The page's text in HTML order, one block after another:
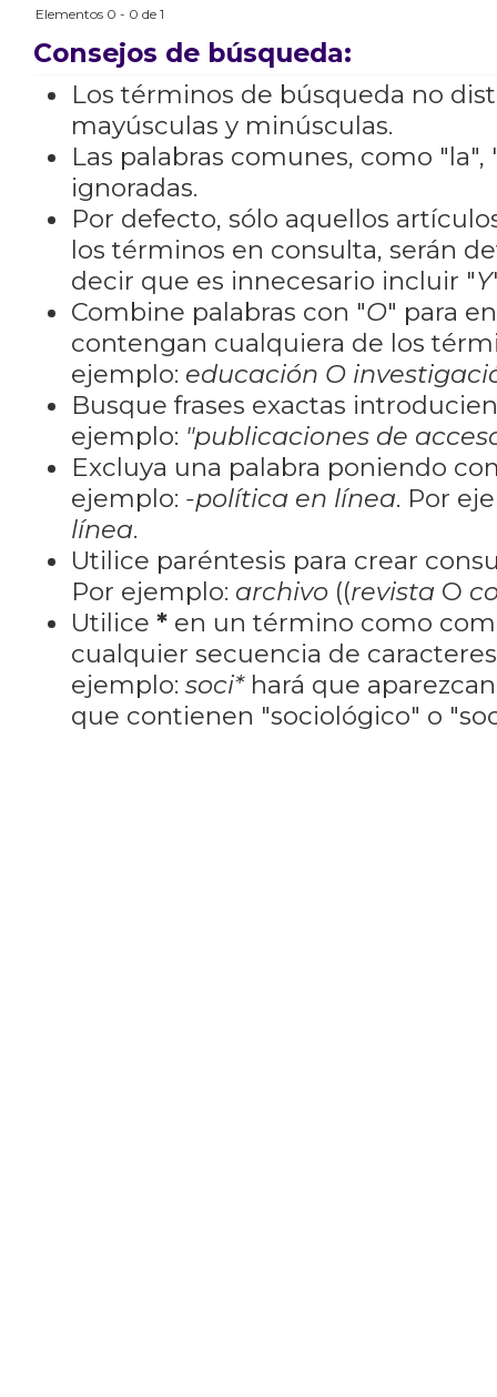
Elementos 0 - 0 de 1
Consejos de búsqueda:
Los términos de búsqueda no
mayúsculas y minúsculas.
Las palabras comunes, como "la",
ignoradas.
Por defecto, sólo aquellos
los términos en consulta, serán
decir que es innecesario incluir "Y
Combine palabras con "O" para
contengan cualquiera de los
ejemplo: educación O
Busque frases exactas
ejemplo: "publicaciones de
Excluya una palabra poniendo
ejemplo: -política en línea. Por
línea.
Utilice paréntesis para crear
Por ejemplo: archivo ((revista O
Utilice *en un término como
cualquier secuencia de
ejemplo: soci*hará que
que contienen "sociológico" o